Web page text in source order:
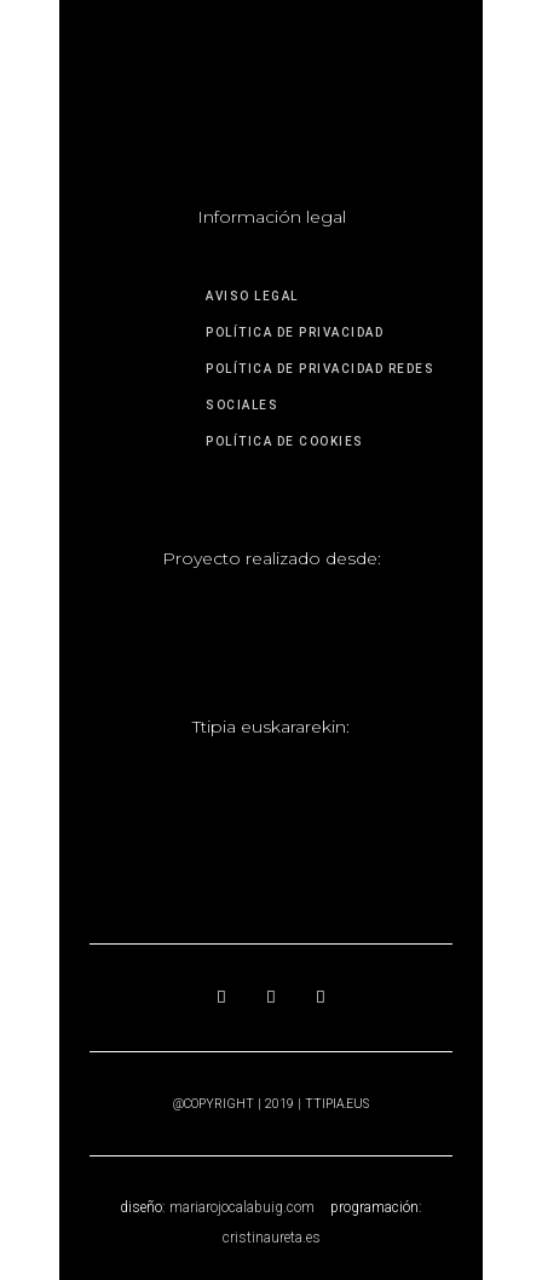
Información legal
AVISO LEGAL
POLÍTICA DE PRIVACIDAD
POLÍTICA DE PRIVACIDAD REDES
SOCIALES
POLÍTICA DE COOKIES
Proyecto realizado desde:
Ttipia euskararekin:
@COPYRIGHT | 2019 | TTIPIA.EUS
diseño: mariarojocalabuig.com
programación:
cristinaureta.es